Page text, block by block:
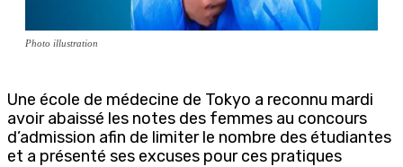
Photo illustration
Une école de médecine de Tokyo a reconnu mardi
avoir abaissé les notes des femmes au concours
d’admission afin de limiter le nombre des étudiantes
et a présenté ses excuses pour ces pratiques